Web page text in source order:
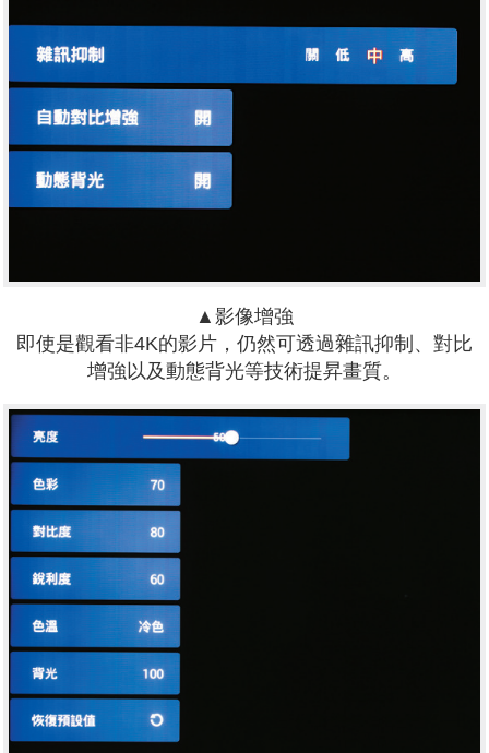
▲影像增強
即使是觀看非4K的影片，仍然可透過雜訊抑制、對比
增強以及動態背光等技術提昇畫質。